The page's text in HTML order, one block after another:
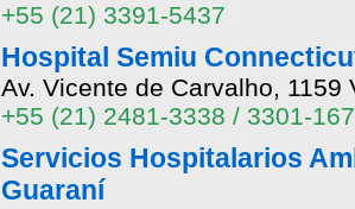
+55 (21) 3391-5437
Hospital Semiu
Av. Vicente de Carvalho,
+55 (21) 2481-3338 / 3301-
Servicios Hospitalarios
Guaraní